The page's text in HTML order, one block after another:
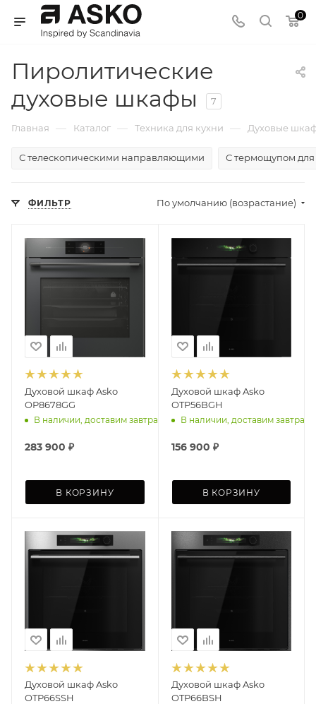
0
Пиролитические
духовые шкафы
7
Главная — Каталог — Техника для кухни — Духовые
С телескопическими направляющими С термощупом для
ФИЛЬТР По умолчанию (возрастание)
Духовой шкаф Asko
OP8678GG
В наличии, доставим завтра
283 900 ₽
В КОРЗИНУ
Духовой шкаф Asko
OTP56BGH
В наличии, доставим завтра
156 900 ₽
В КОРЗИНУ
Духовой шкаф Asko
OTP66SSH
Духовой шкаф Asko
OTP66BSH